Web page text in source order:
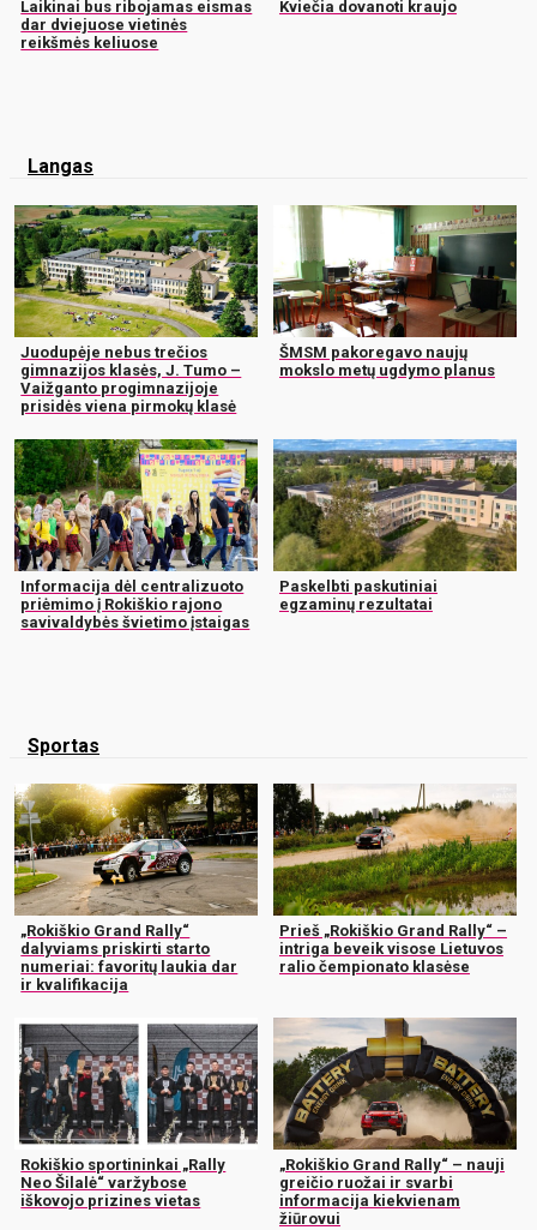
Laikinai bus ribojamas eismas
dar dviejuose vietinės
reikšmės keliuose
Kviečia dovanoti kraujo
Langas
Juodupėje nebus trečios
gimnazijos klasės, J. Tumo –
Vaižganto progimnazijoje
prisidės viena pirmokų klasė
ŠMSM pakoregavo naujų
mokslo metų ugdymo planus
Informacija dėl centralizuoto
priėmimo į Rokiškio rajono
savivaldybės švietimo įstaigas
Paskelbti paskutiniai
egzaminų rezultatai
Sportas
„Rokiškio Grand Rally“
dalyviams priskirti starto
numeriai: favoritų laukia dar
ir kvalifikacija
Prieš „Rokiškio Grand Rally“ –
intriga beveik visose Lietuvos
ralio čempionato klasėse
Rokiškio sportininkai „Rally
Neo Šilalė“ varžybose
iškovojo prizines vietas
„Rokiškio Grand Rally“ – nauji
greičio ruožai ir svarbi
informacija kiekvienam
žiūrovui